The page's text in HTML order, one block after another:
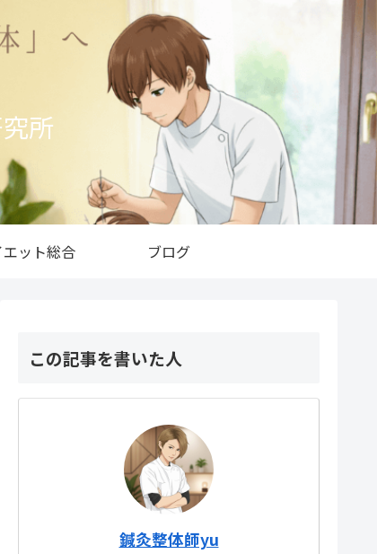
所
ット総合 ブログ
この記事を書いた人
鍼灸整体師yu